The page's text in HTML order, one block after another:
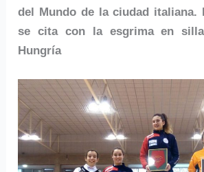
del Mundo de la ciudad italiana.
se cita con la esgrima en
Hungría